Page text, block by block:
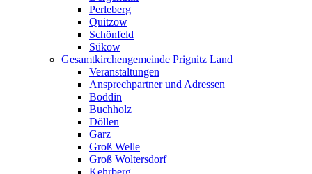
Perleberg
Quitzow
Schönfeld
Sükow
Gesamtkirchengemeinde Prignitz Land
Veranstaltungen
Ansprechpartner und Adressen
Boddin
Buchholz
Döllen
Garz
Groß Welle
Groß Woltersdorf
Kehrberg